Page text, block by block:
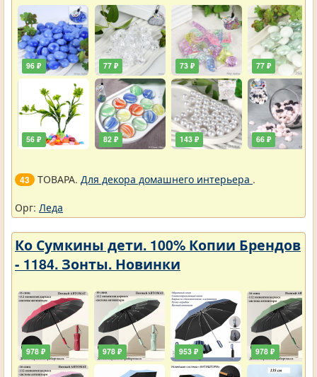
96 ₽
56 ₽
77 ₽
82 ₽
73 ₽
143 ₽
77 ₽
66 ₽
43 ТОВАРА. Для декора домашнего интерьера .
Орг: Леда
Ко Сумкины дети. 100% Копии Брендов
- 1184. Зонты. Новинки
978 ₽ 978 ₽ 953 ₽ 978 ₽